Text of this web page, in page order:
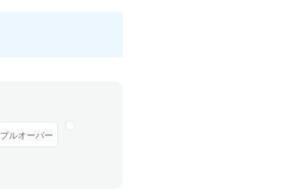
プルオーバー